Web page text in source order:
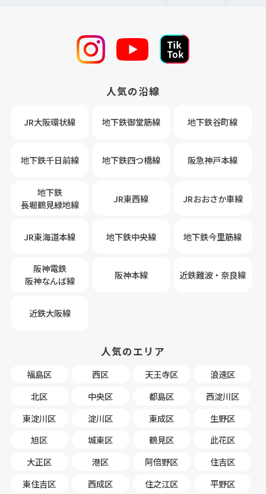
人気の沿線
JR大阪環状線 地下鉄御堂筋線 地下鉄谷町線
地下鉄千日前線 地下鉄四つ橋線 阪急神戸本線
地下鉄
長堀鶴見緑地線
JR東西線 JRおおさか車線
JR東海道本線 地下鉄中央線 地下鉄今里筋線
阪神電鉄
阪神なんば線
阪神本線 近鉄難波・奈良線
近鉄大阪線
人気のエリア
福島区 西区 天王寺区
浪速区
北区
中央区 都島区
西淀川区
東淀川区
淀川区 東成区
生野区
旭区
城東区 鶴見区
此花区
大正区
港区 阿倍野区
住吉区
東住吉区
西成区 住之江区 平野区